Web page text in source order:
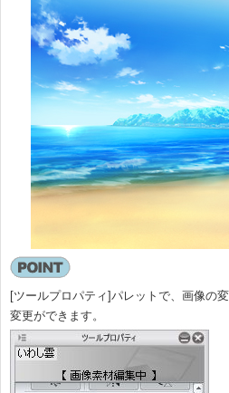
[ツールプロパティ]パレットで、画像の
変更ができます。